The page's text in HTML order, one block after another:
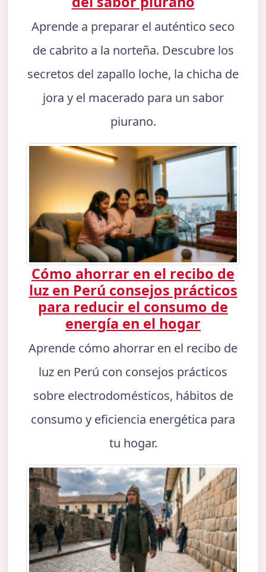
Aprende a preparar el auténtico seco
de cabrito a la norteña. Descubre los
secretos del zapallo loche, la chicha de
jora y el macerado para un sabor
piurano.
Cómo ahorrar en el recibo de
luz en Perú consejos prácticos
para reducir el consumo de
energía en el hogar
Aprende cómo ahorrar en el recibo de
luz en Perú con consejos prácticos
sobre electrodomésticos, hábitos de
consumo y eficiencia energética para
tu hogar.